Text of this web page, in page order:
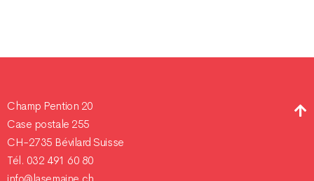
Champ Pention 20
Case postale 255
CH-2735 Bévilard Suisse
Tél. 032 491 60 80